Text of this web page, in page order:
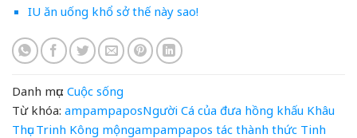
IU ăn uống khổ sở thế này sao!
Danh mục: Cuộc sống
Từ khóa: ampampaposNgười Cá của đưa hồng khấu Khâu
Thục Trinh Kông mộngampampapos tác thành thức Tinh